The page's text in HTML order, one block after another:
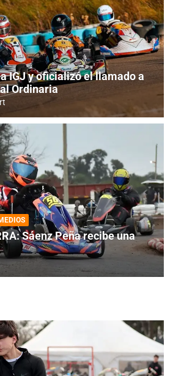
IGJ y oficializó el llamado a
Ordinaria
Sáenz Peña recibe una